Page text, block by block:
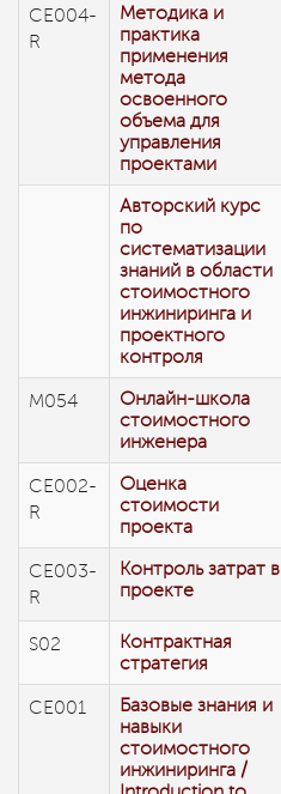
CE004-
R
Методика и
практика
применения
метода
освоенного
объема для
управления
проектами
Авторский курс
по
систематизации
знаний в области
стоимостного
инжиниринга и
проектного
контроля
М054
Онлайн-школа
стоимостного
инженера
СЕ002-
R
Оценка
стоимости
проекта
СЕ003-
R
Контроль затрат в
проекте
S02
Контрактная
стратегия
CE001
Базовые знания и
навыки
стоимостного
инжиниринга /